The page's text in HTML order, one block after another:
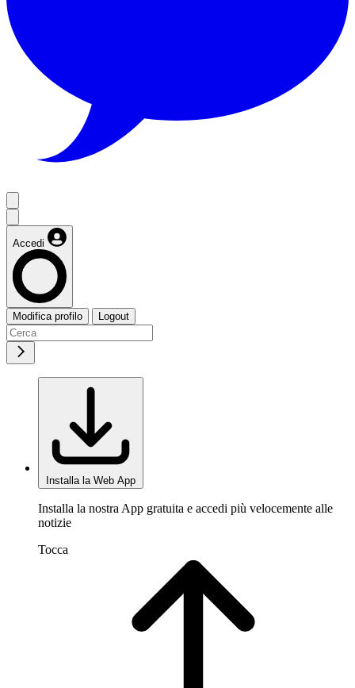
Accedi
Modifica profilo Logout
Installa la Web App
Installa la nostra App gratuita e accedi più velocemente alle
notizie
Tocca